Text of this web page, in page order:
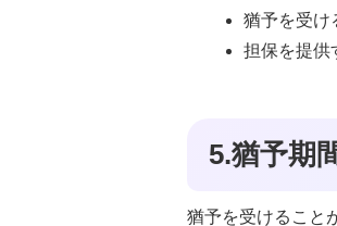
猶予を受け
担保を提供
5.猶予期
猶予を受けること